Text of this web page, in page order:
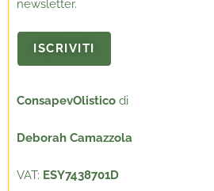
newsletter.
ConsapevOlistico di
Deborah Camazzola
VAT: ESY7438701D